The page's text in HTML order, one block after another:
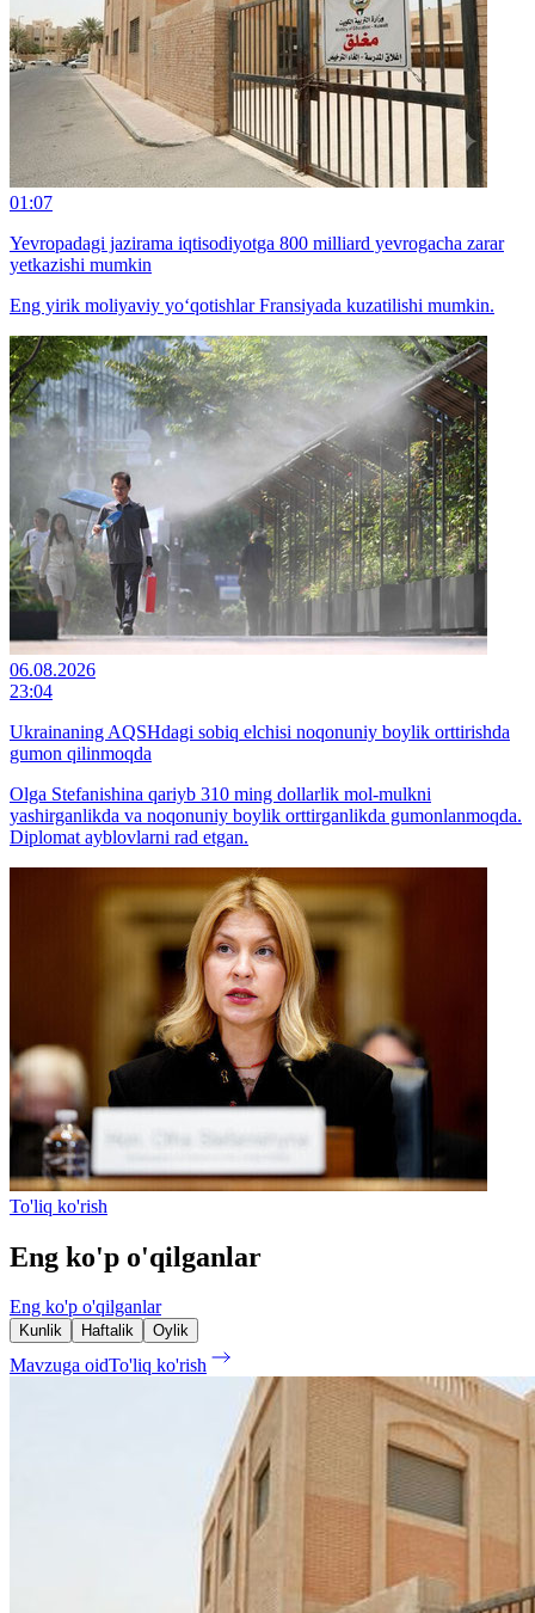
01:07
Yevropadagi jazirama iqtisodiyotga 800 milliard yevrogacha zarar
yetkazishi mumkin
Eng yirik moliyaviy yo‘qotishlar Fransiyada kuzatilishi mumkin.
06.08.2026
23:04
Ukrainaning AQSHdagi sobiq elchisi noqonuniy boylik orttirishda
gumon qilinmoqda
Olga Stefanishina qariyb 310 ming dollarlik mol-mulkni
yashirganlikda va noqonuniy boylik orttirganlikda gumonlanmoqda.
Diplomat ayblovlarni rad etgan.
To'liq ko'rish
Eng ko'p o'qilganlar
Eng ko'p o'qilganlar
Kunlik Haftalik Oylik
Mavzuga oidTo'liq ko'rish